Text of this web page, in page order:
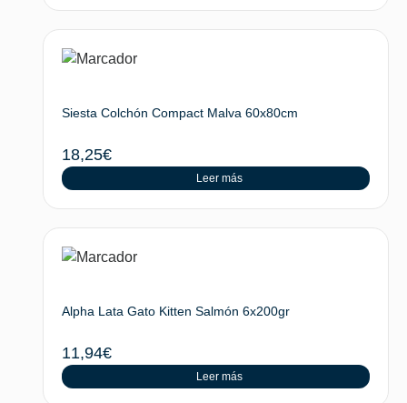
Siesta Colchón Compact Malva 60x80cm
18,25€
Leer más
Alpha Lata Gato Kitten Salmón 6x200gr
11,94€
Leer más